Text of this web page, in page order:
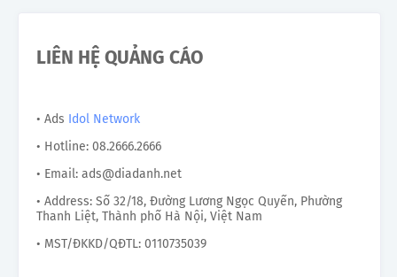
LIÊN HỆ QUẢNG CÁO
• Ads Idol Network
• Hotline: 08.2666.2666
• Email: ads@diadanh.net
• Address: Số 32/18, Đường Lương Ngọc Quyến, Phường
Thanh Liệt, Thành phố Hà Nội, Việt Nam
• MST/ĐKKD/QĐTL: 0110735039